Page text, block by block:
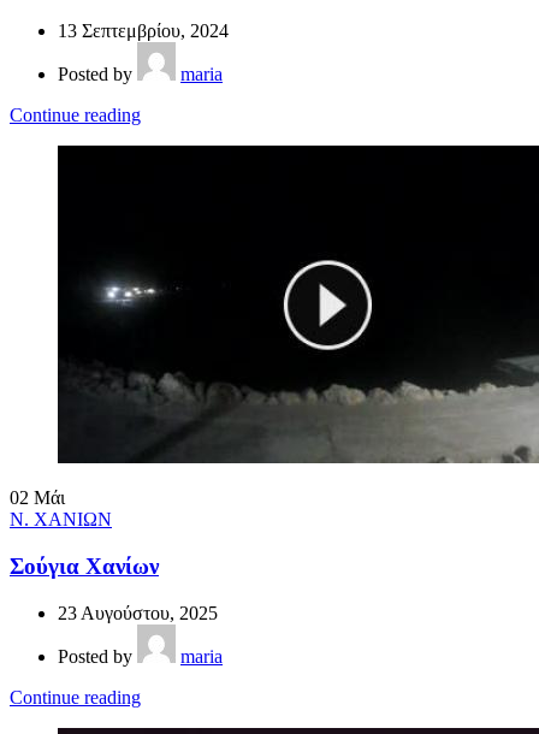
13 Σεπτεμβρίου, 2024
Posted by
maria
Continue reading
02 Μάι
Ν. ΧΑΝΙΩΝ
Σούγια Χανίων
23 Αυγούστου, 2025
Posted by
maria
Continue reading